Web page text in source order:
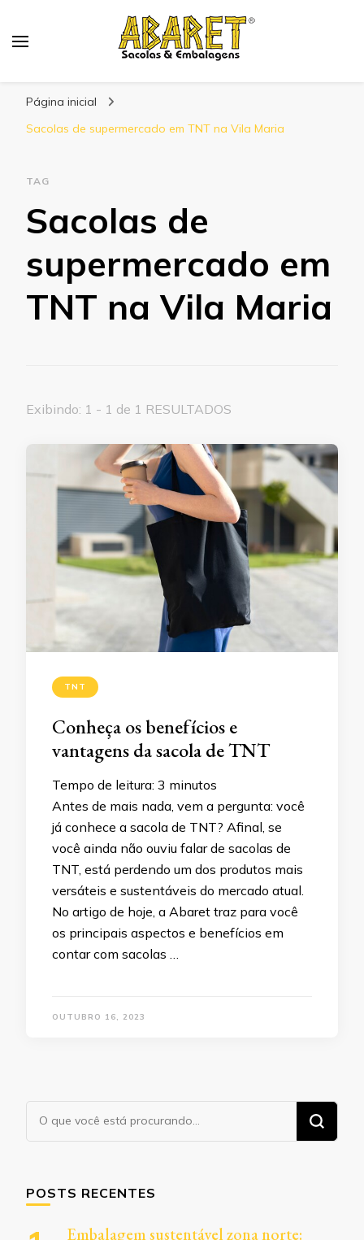
Página inicial
Sacolas de supermercado em TNT na Vila Maria
TAG
Sacolas de
supermercado em
TNT na Vila Maria
Exibindo: 1 - 1 de 1 RESULTADOS
TNT
Conheça os benefícios e
vantagens da sacola de TNT
Tempo de leitura: 3 minutos
Antes de mais nada, vem a pergunta: você
já conhece a sacola de TNT? Afinal, se
você ainda não ouviu falar de sacolas de
TNT, está perdendo um dos produtos mais
versáteis e sustentáveis do mercado atual.
No artigo de hoje, a Abaret traz para você
os principais aspectos e benefícios em
contar com sacolas …
OUTUBRO 16, 2023
Procurando
algo?
POSTS RECENTES
Embalagem sustentável zona norte: